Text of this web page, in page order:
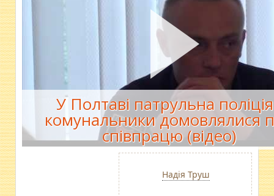
У Полтаві патрульна поліція
комунальники домовлялися
співпрацю (відео)
Надія Труш